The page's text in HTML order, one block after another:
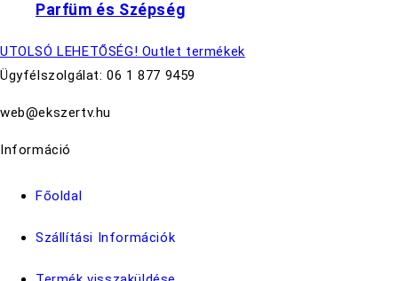
Parfüm és Szépség
UTOLSÓ LEHETŐSÉG! Outlet termékek
Ügyfélszolgálat: 06 1 877 9459
web@ekszertv.hu
Információ
Főoldal
Szállítási Információk